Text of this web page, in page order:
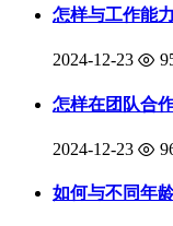
怎样与工作能
2024-12-23
怎样在团队合
2024-12-23
如何与不同年